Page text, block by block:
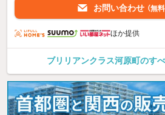
お問い合わせ （無料
ほか提供
ブリリアンクラス河原町のす